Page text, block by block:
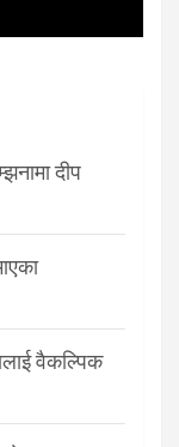
दीप
वैकल्पिक